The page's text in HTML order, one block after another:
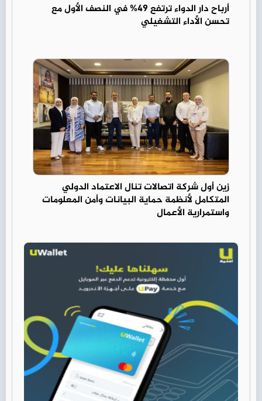
أرباح دار الدواء ترتفع 49% في النصف الأول مع
تحسن الأداء التشغيلي
زين أول شركة اتصالات تنال الاعتماد الدولي
المتكامل لأنظمة حماية البيانات وأمن المعلومات
واستمرارية الأعمال